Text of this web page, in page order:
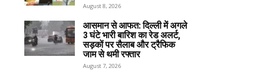
August 8, 2026
आसमान से आफत: दिल्ली में अगले
3 घंटे भारी बारिश का रेड अलर्ट,
सड़कों पर सैलाब और ट्रैफिक
जाम से थमी रफ्तार
August 7, 2026